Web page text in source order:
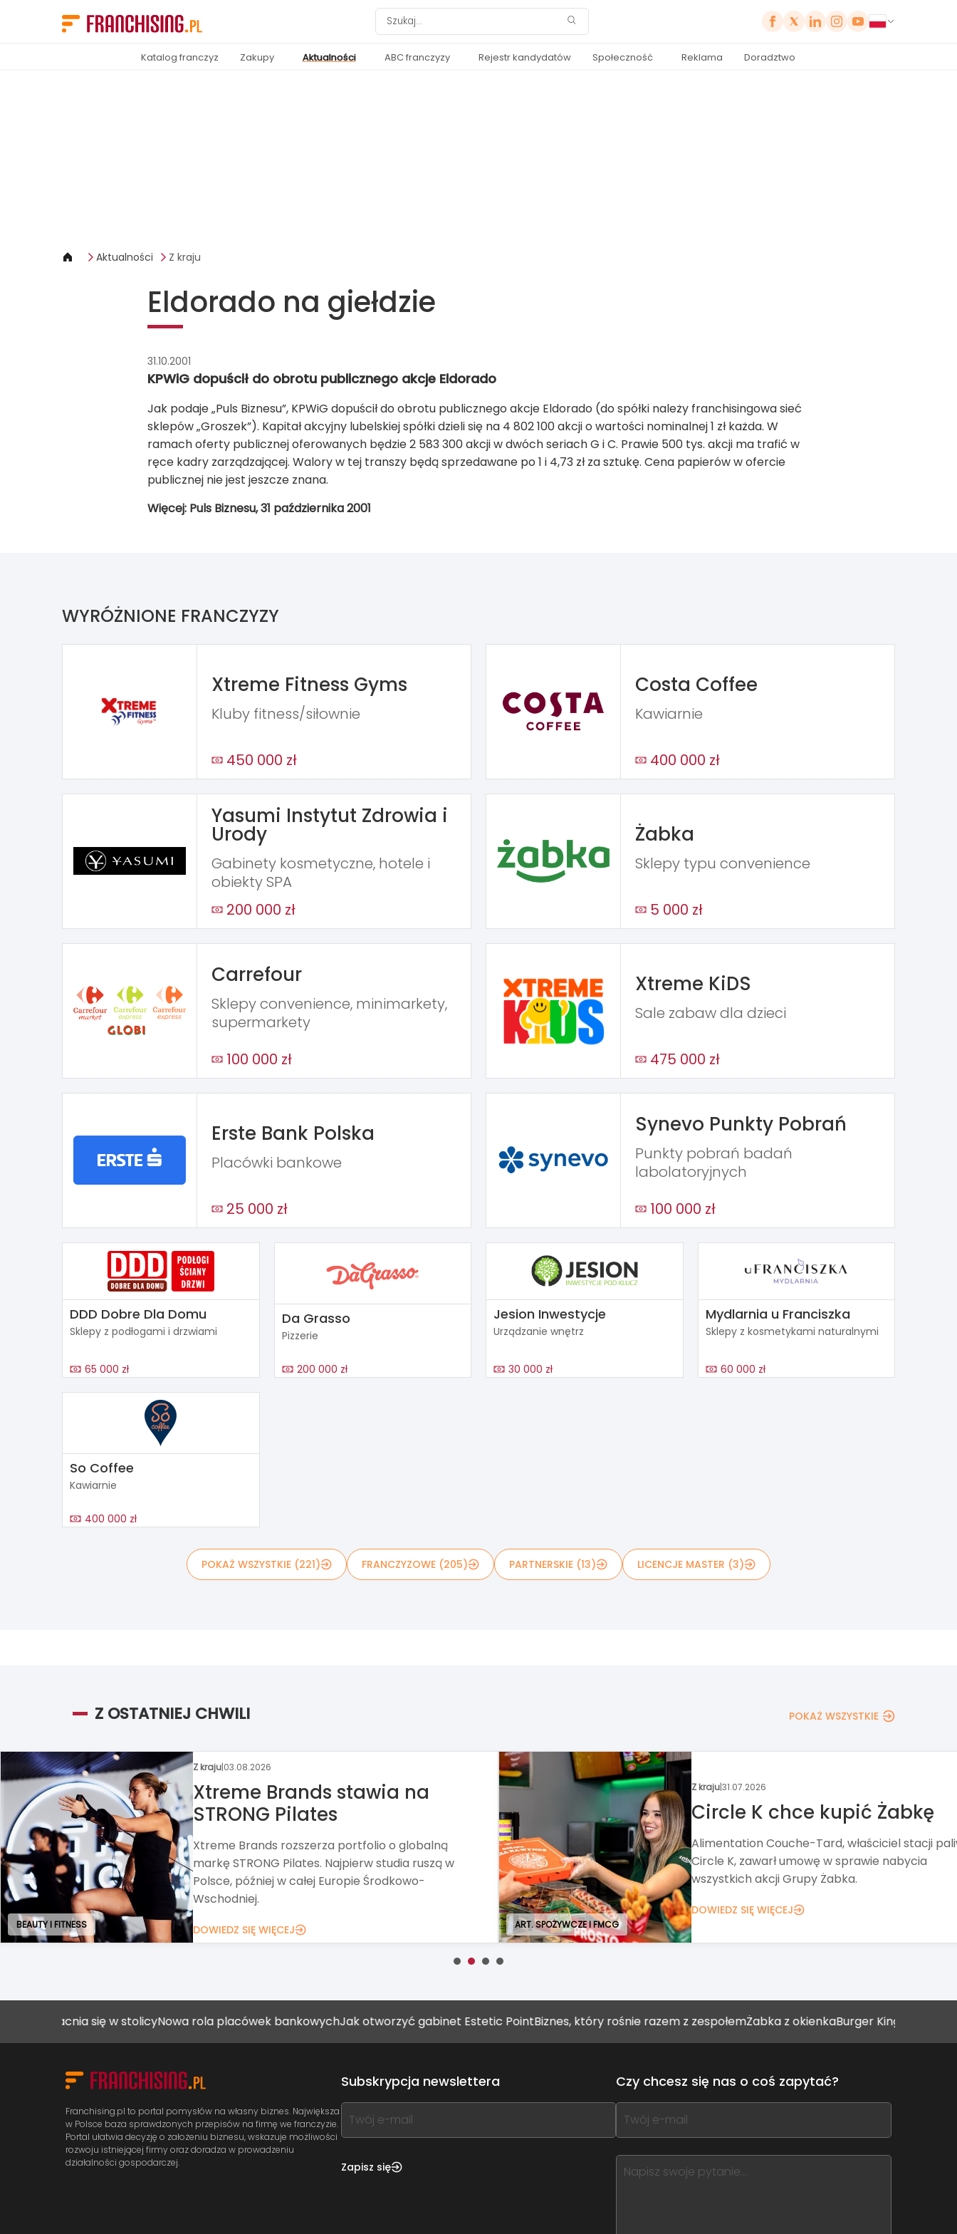
Katalog franczyz Zakupy Aktualności ABC franczyzy Rejestr kandydatów Społeczność Reklama Doradztwo
Aktualności Z kraju
Eldorado na giełdzie
31.10.2001
KPWiG dopuścił do obrotu publicznego akcje Eldorado
Jak podaje „Puls Biznesu”, KPWiG dopuścił do obrotu publicznego akcje Eldorado (do spółki należy franchisingowa sieć
sklepów „Groszek”). Kapitał akcyjny lubelskiej spółki dzieli się na 4 802 100 akcji o wartości nominalnej 1 zł każda. W
ramach oferty publicznej oferowanych będzie 2 583 300 akcji w dwóch seriach G i C. Prawie 500 tys. akcji ma trafić w
ręce kadry zarządzającej. Walory w tej transzy będą sprzedawane po 1 i 4,73 zł za sztukę. Cena papierów w ofercie
publicznej nie jest jeszcze znana.
Więcej: Puls Biznesu, 31 października 2001
WYRÓŻNIONE FRANCZYZY
Xtreme Fitness Gyms
Kluby fitness/siłownie
450 000 zł
Costa Coffee
Kawiarnie
400 000 zł
Yasumi Instytut Zdrowia i
Urody
Gabinety kosmetyczne, hotele i
obiekty SPA
200 000 zł
Żabka
Sklepy typu convenience
5 000 zł
Carrefour
Sklepy convenience, minimarkety,
supermarkety
100 000 zł
Xtreme KiDS
Sale zabaw dla dzieci
475 000 zł
Erste Bank Polska
Placówki bankowe
25 000 zł
Synevo Punkty Pobrań
Punkty pobrań badań
labolatoryjnych
100 000 zł
DDD Dobre Dla Domu
Sklepy z podłogami i drzwiami
65 000 zł
Da Grasso
Pizzerie
200 000 zł
Jesion Inwestycje
Urządzanie wnętrz
30 000 zł
Mydlarnia u Franciszka
Sklepy z kosmetykami naturalnymi
60 000 zł
So Coffee
Kawiarnie
400 000 zł
POKAŻ WSZYSTKIE (221) FRANCZYZOWE (205) PARTNERSKIE (13) LICENCJE MASTER (3)
Z OSTATNIEJ CHWILI POKAŻ WSZYSTKIE
ART. SPOŻYWCZE I FMCG
Z kraju|31.07.2026
Circle K chce kupić Żabkę
Alimentation Couche-Tard, właściciel stacji paliw
Circle K, zawarł umowę w sprawie nabycia
wszystkich akcji Grupy Żabka.
DOWIEDZ SIĘ WIĘCEJ
Nowa formuła Targów
Franczyza
Targi Franczyza od ponad 20 lat pomagają
pomysł na biznes. Tegoroczna edycja stawia
na networking, wykłady i Strefę Biznesu.
DOWIEDZ SIĘ WIĘCEJ
się w stolicyNowa rola placówek bankowychJak otworzyć gabinet Estetic PointBiznes, który rośnie razem z zespołemŻabka z okienkaBurger King umacnia się w
Franchising.pl to portal pomysłów na własny biznes. Największa
w Polsce baza sprawdzonych przepisów na firmę we franczyzie.
Portal ułatwia decyzję o założeniu biznesu, wskazuje możliwości
rozwoju istniejącej firmy oraz doradza w prowadzeniu
działalności gospodarczej.
Subskrypcja newslettera
If
you
this,
Zapisz się
Czy chcesz się nas o coś zapytać?
If
you
leave